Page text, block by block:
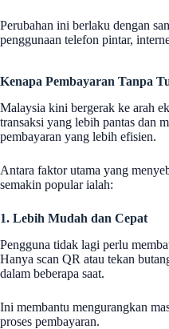
Perubahan ini berlaku dengan
penggunaan telefon pintar,
Kenapa Pembayaran Tanpa
Malaysia kini bergerak ke arah
transaksi yang lebih pantas dan
pembayaran yang lebih efisien.
Antara faktor utama yang
semakin popular ialah:
1. Lebih Mudah dan Cepat
Pengguna tidak lagi perlu
Hanya scan QR atau tekan
dalam beberapa saat.
Ini membantu mengurangkan
proses pembayaran.